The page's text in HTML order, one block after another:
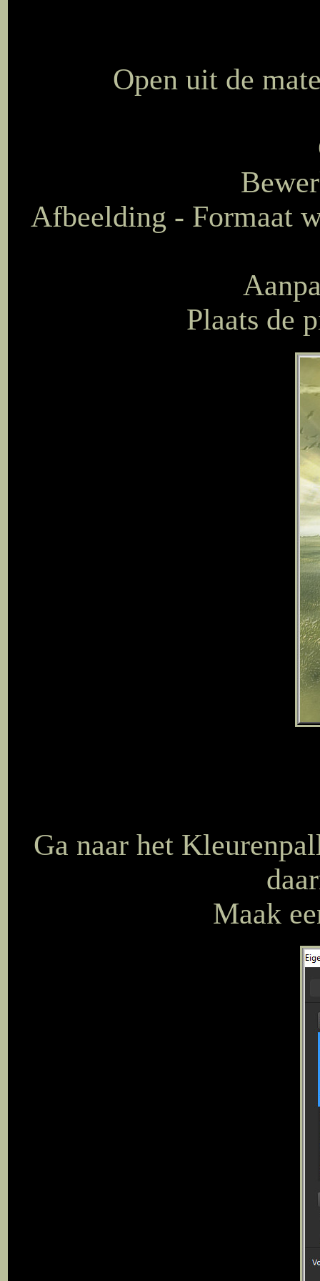
Open uit de
Afbeelding - Formaat
Plaats de
Ga naar het
Maak